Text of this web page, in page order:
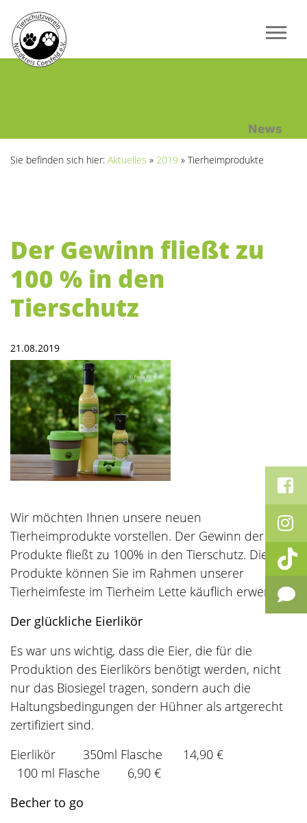
Sie befinden sich hier: Aktuelles » 2019 » Tierheimprodukte
Der Gewinn fließt zu
100 % in den
Tierschutz
21.08.2019
Wir möchten Ihnen unsere neuen
Tierheimprodukte vorstellen. Der Gewinn der
Produkte fließt zu 100% in den Tierschutz. Die
Produkte können Sie im Rahmen unserer
Tierheimfeste im Tierheim Lette käuflich erwerben.
Der glückliche Eierlikör
Es war uns wichtig, dass die Eier, die für die
Produktion des Eierlikörs benötigt werden, nicht
nur das Biosiegel tragen, sondern auch die
Haltungsbedingungen der Hühner als artgerecht
zertifiziert sind.
Eierlikör 350ml Flasche 14,90 €
100 ml Flasche 6,90 €
Becher to go